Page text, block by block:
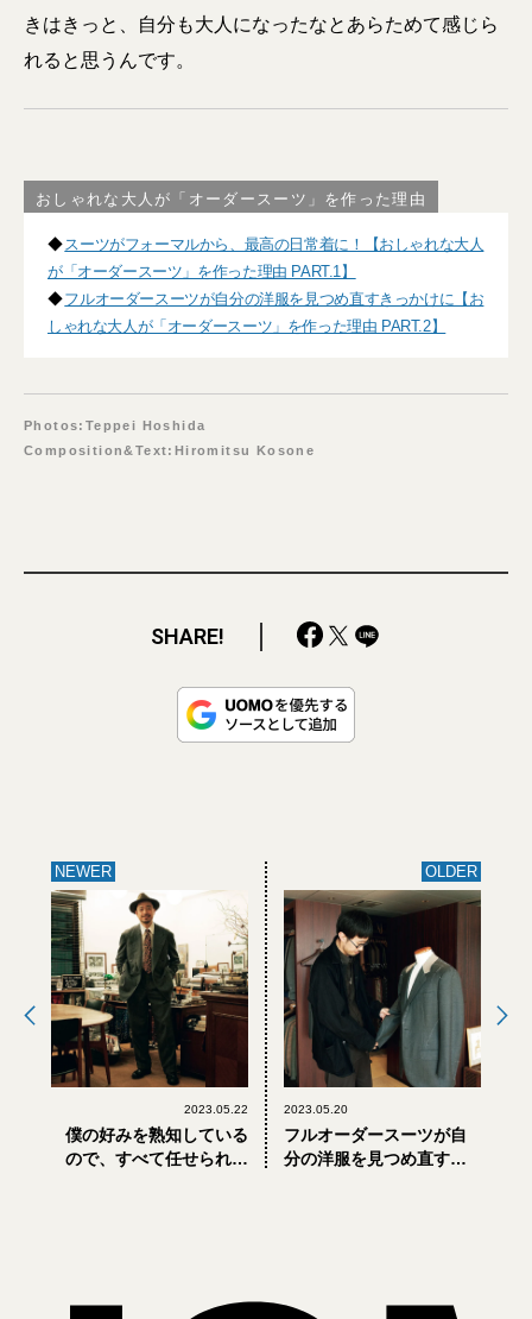
きはきっと、自分も大人になったなとあらためて感じら
れると思うんです。
おしゃれな大人が「オーダースーツ」を作った理由
◆スーツがフォーマルから、最高の日常着に！【おしゃれな大人
が「オーダースーツ」を作った理由 PART.1】
◆フルオーダースーツが自分の洋服を見つめ直すきっかけに【お
しゃれな大人が「オーダースーツ」を作った理由 PART.2】
Photos:Teppei Hoshida
Composition&Text:Hiromitsu Kosone
SHARE!
NEWER
2023.05.22
僕の好みを熟知している
ので、すべて任せられま
OLDER
2023.05.20
フルオーダースーツが自
分の洋服を見つめ直すき